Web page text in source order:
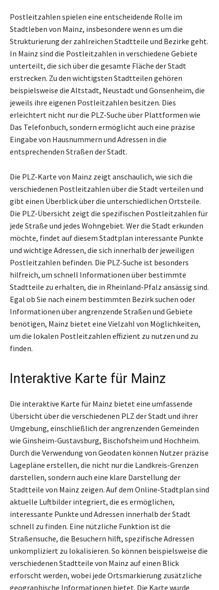
Postleitzahlen spielen eine entscheidende Rolle im
Stadtleben von Mainz, insbesondere wenn es um die
Strukturierung der zahlreichen Stadtteile und Bezirke geht.
In Mainz sind die Postleitzahlen in verschiedene Gebiete
unterteilt, die sich über die gesamte Fläche der Stadt
erstrecken. Zu den wichtigsten Stadtteilen gehören
beispielsweise die Altstadt, Neustadt und Gonsenheim, die
jeweils ihre eigenen Postleitzahlen besitzen. Dies
erleichtert nicht nur die PLZ-Suche über Plattformen wie
Das Telefonbuch, sondern ermöglicht auch eine präzise
Eingabe von Hausnummern und Adressen in die
entsprechenden Straßen der Stadt.
Die PLZ-Karte von Mainz zeigt anschaulich, wie sich die
verschiedenen Postleitzahlen über die Stadt verteilen und
gibt einen Überblick über die unterschiedlichen Ortsteile.
Die PLZ-Übersicht zeigt die spezifischen Postleitzahlen für
jede Straße und jedes Wohngebiet. Wer die Stadt erkunden
möchte, findet auf diesem Stadtplan interessante Punkte
und wichtige Adressen, die sich innerhalb der jeweiligen
Postleitzahlen befinden. Die PLZ-Suche ist besonders
hilfreich, um schnell Informationen über bestimmte
Stadtteile zu erhalten, die in Rheinland-Pfalz ansässig sind.
Egal ob Sie nach einem bestimmten Bezirk suchen oder
Informationen über angrenzende Straßen und Gebiete
benötigen, Mainz bietet eine Vielzahl von Möglichkeiten,
um die lokalen Postleitzahlen effizient zu nutzen und zu
finden.
Interaktive Karte für Mainz
Die interaktive Karte für Mainz bietet eine umfassende
Übersicht über die verschiedenen PLZ der Stadt und ihrer
Umgebung, einschließlich der angrenzenden Gemeinden
wie Ginsheim-Gustavsburg, Bischofsheim und Hochheim.
Durch die Verwendung von Geodaten können Nutzer präzise
Lagepläne erstellen, die nicht nur die Landkreis-Grenzen
darstellen, sondern auch eine klare Darstellung der
Stadtteile von Mainz zeigen. Auf dem Online-Stadtplan sind
aktuelle Luftbilder integriert, die es ermöglichen,
interessante Punkte und Adressen innerhalb der Stadt
schnell zu finden. Eine nützliche Funktion ist die
Straßensuche, die Besuchern hilft, spezifische Adressen
unkompliziert zu lokalisieren. So können beispielsweise die
verschiedenen Stadtteile von Mainz auf einen Blick
erforscht werden, wobei jede Ortsmarkierung zusätzliche
geographische Informationen bietet. Die Karte wurde